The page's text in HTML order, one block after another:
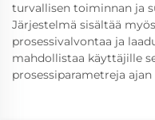
turvallisen toiminnan ja
Järjestelmä sisältää
prosessivalvontaa ja
mahdollistaa käyttäjille
prosessiparametreja